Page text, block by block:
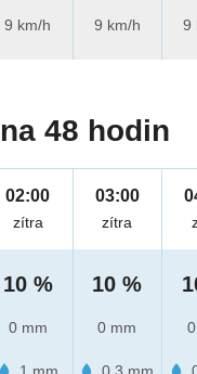
9 km/h
9 km/h
9
48 hodin
02:00
zítra
10 %
0 mm
1 mm
03:00
zítra
10 %
0 mm
0.3 mm